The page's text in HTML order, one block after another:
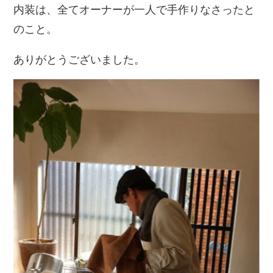
内装は、全てオーナーが一人で手作りなさったと
のこと。
ありがとうございました。